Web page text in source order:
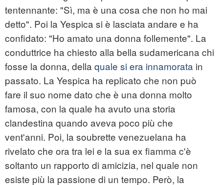
tentennante: "Sì, ma è una cosa che non ho mai
detto". Poi la Yespica si è lasciata andare e ha
confidato: "Ho amato una donna follemente". La
conduttrice ha chiesto alla bella sudamericana chi
fosse la donna, della quale si era innamorata in
passato. La Yespica ha replicato che non può
fare il suo nome dato che è una donna molto
famosa, con la quale ha avuto una storia
clandestina quando aveva poco più che
vent'anni. Poi, la soubrette venezuelana ha
rivelato che ora tra lei e la sua ex fiamma c'è
soltanto un rapporto di amicizia, nel quale non
esiste più la passione di un tempo. Però, la